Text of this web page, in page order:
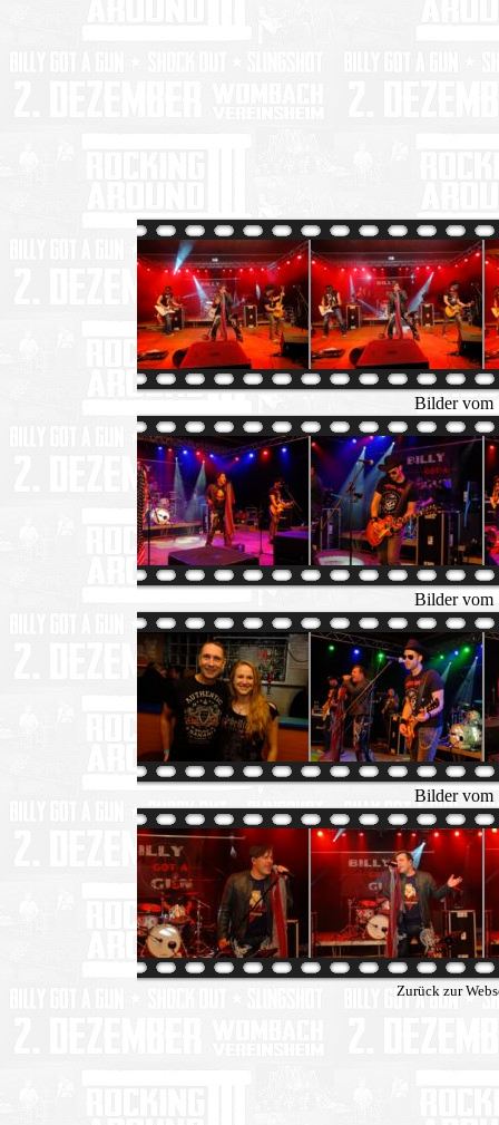
Bilder vom
Bilder vom
Bilder vom
Zurück zur